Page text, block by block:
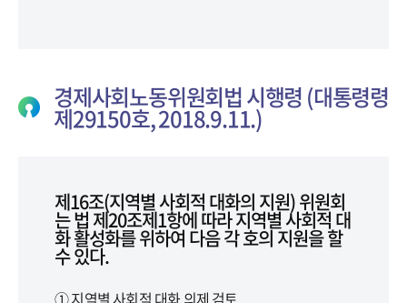
경제사회노동위원회법 시행령 (대통령령
제29150호, 2018.9.11.)
제16조(지역별 사회적 대화의 지원) 위원회
는 법 제20조제1항에 따라 지역별 사회적 대
화 활성화를 위하여 다음 각 호의 지원을 할
수 있다.
① 지역별 사회적 대화 의제 검토